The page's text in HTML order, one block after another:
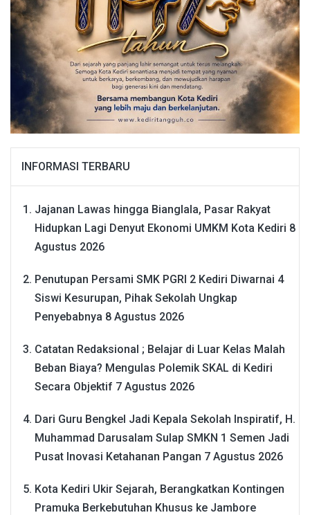
INFORMASI TERBARU
Jajanan Lawas hingga Bianglala, Pasar Rakyat
Hidupkan Lagi Denyut Ekonomi UMKM Kota Kediri 8
Agustus 2026
Penutupan Persami SMK PGRI 2 Kediri Diwarnai 4
Siswi Kesurupan, Pihak Sekolah Ungkap
Penyebabnya 8 Agustus 2026
Catatan Redaksional ; Belajar di Luar Kelas Malah
Beban Biaya? Mengulas Polemik SKAL di Kediri
Secara Objektif 7 Agustus 2026
Dari Guru Bengkel Jadi Kepala Sekolah Inspiratif, H.
Muhammad Darusalam Sulap SMKN 1 Semen Jadi
Pusat Inovasi Ketahanan Pangan 7 Agustus 2026
Kota Kediri Ukir Sejarah, Berangkatkan Kontingen
Pramuka Berkebutuhan Khusus ke Jambore